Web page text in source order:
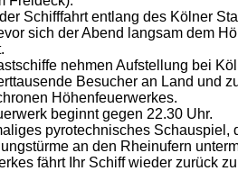
Schifffahrt entlang des Kölner
sich der Abend langsam dem
nehmen Aufstellung bei
Besucher an Land und
Höhenfeuerwerkes.
beginnt gegen 22.30 Uhr.
pyrotechnisches Schauspiel,
an den Rheinufern
fährt Ihr Schiff wieder zurück